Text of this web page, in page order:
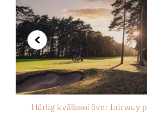
Härlig kvällssol över fairway
Carlskrona Golfklubb bjuder
Vasatorp är, med sina 54 hål,